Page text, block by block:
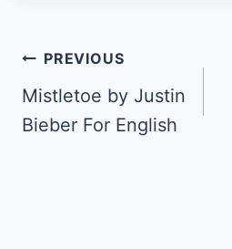
PREVIOUS
Mistletoe by Justin
Bieber For English